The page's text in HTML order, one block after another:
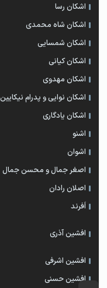
اشکان رسا
اشکان شاه محمدی
اشکان شمسایی
اشکان کیانی
اشکان مهدوی
اشکان نوایی و پدرام نیکایین
اشکان یادگاری
اشنو
اشوان
اصغر جمال و محسن جمال
اصلان رادان
اَفرند
افشین آذری
افشین اشرفی
افشین حسنی